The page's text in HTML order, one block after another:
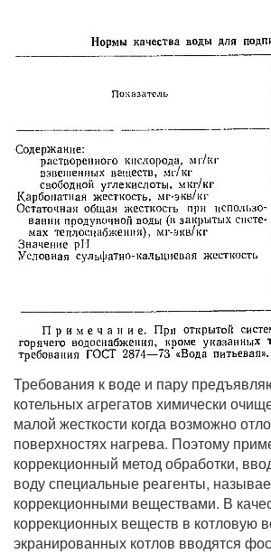
Требования к воде и пару
котельных агрегатов химически
малой жесткости когда возможно
поверхностях нагрева. Поэтому
коррекционный метод обработки,
воду специальные реагенты,
коррекционными веществами. В
коррекционных веществ в котловую
экранированных котлов вводятся